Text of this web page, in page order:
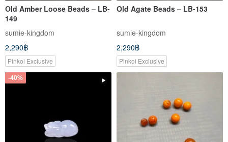
Old Amber Loose Beads – LB-
149
sumie-kingdom
2,290฿
Pinkoi Exclusive
Old Agate Beads – LB-153
sumie-kingdom
2,290฿
Pinkoi Exclusive
-40%